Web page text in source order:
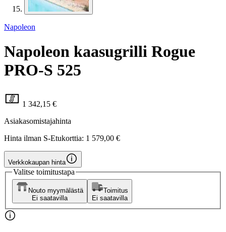
Napoleon
Napoleon kaasugrilli Rogue
PRO-S 525
1 342,15 €
Asiakasomistajahinta
Hinta ilman S-Etukorttia: 1 579,00 €
Verkkokaupan hinta
Valitse toimitustapa
Nouto myymälästä
Ei saatavilla
Toimitus
Ei saatavilla